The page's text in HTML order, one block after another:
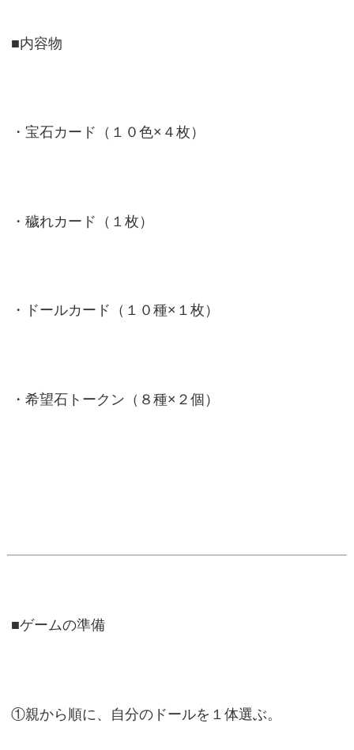
■内容物
・宝石カード（１０色×４枚）
・穢れカード（１枚）
・ドールカード（１０種×１枚）
・希望石トークン（８種×２個）
■ゲームの準備
①親から順に、自分のドールを１体選ぶ。